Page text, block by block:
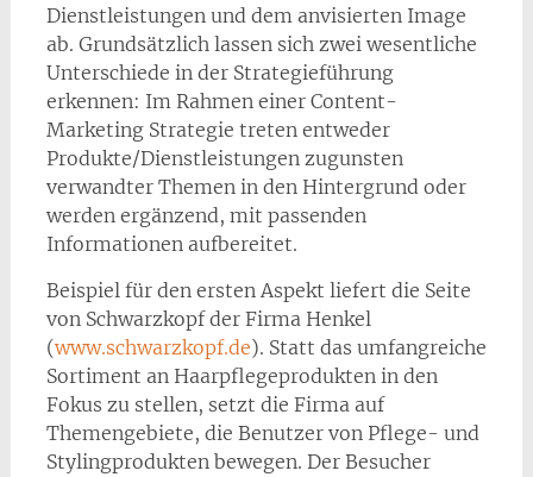
Dienstleistungen und dem anvisierten Image
ab. Grundsätzlich lassen sich zwei wesentliche
Unterschiede in der Strategieführung
erkennen: Im Rahmen einer Content-
Marketing Strategie treten entweder
Produkte/Dienstleistungen zugunsten
verwandter Themen in den Hintergrund oder
werden ergänzend, mit passenden
Informationen aufbereitet.
Beispiel für den ersten Aspekt liefert die Seite
von Schwarzkopf der Firma Henkel
(www.schwarzkopf.de). Statt das umfangreiche
Sortiment an Haarpflegeprodukten in den
Fokus zu stellen, setzt die Firma auf
Themengebiete, die Benutzer von Pflege- und
Stylingprodukten bewegen. Der Besucher